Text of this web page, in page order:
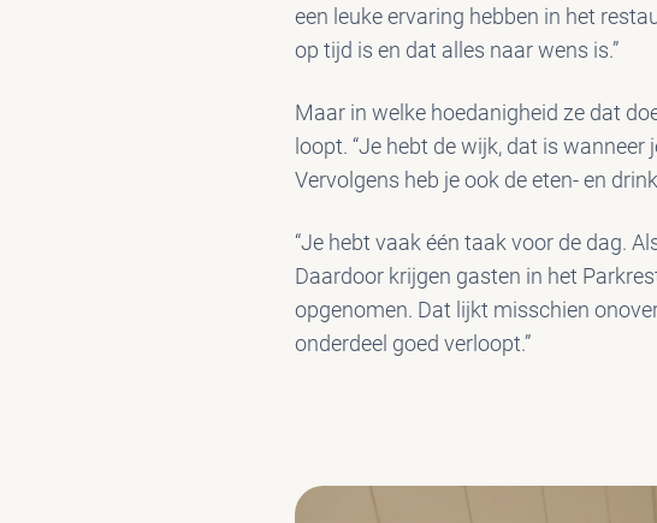
een leuke ervaring hebben in het
op tijd is en dat alles naar wens is.”
Maar in welke hoedanigheid ze dat
loopt. “Je hebt de wijk, dat is
Vervolgens heb je ook de eten- en
“Je hebt vaak één taak voor de dag.
Daardoor krijgen gasten in het
opgenomen. Dat lijkt misschien
onderdeel goed verloopt.”